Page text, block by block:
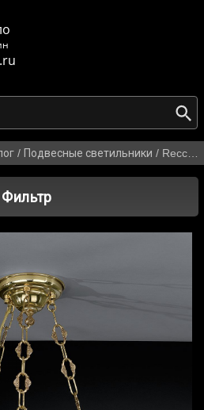
/ Подвесные светильники / Reccagni Angelo PL 6318/3
Фильтр